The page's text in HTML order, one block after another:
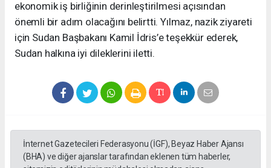
ekonomik iş birliğinin derinleştirilmesi açısından
önemli bir adım olacağını belirtti. Yılmaz, nazik ziyareti
için Sudan Başbakanı Kamil İdris’e teşekkür ederek,
Sudan halkına iyi dileklerini iletti.
İnternet Gazetecileri Federasyonu (İGF), Beyaz Haber Ajansı
(BHA) ve diğer ajanslar tarafından eklenen tüm haberler,